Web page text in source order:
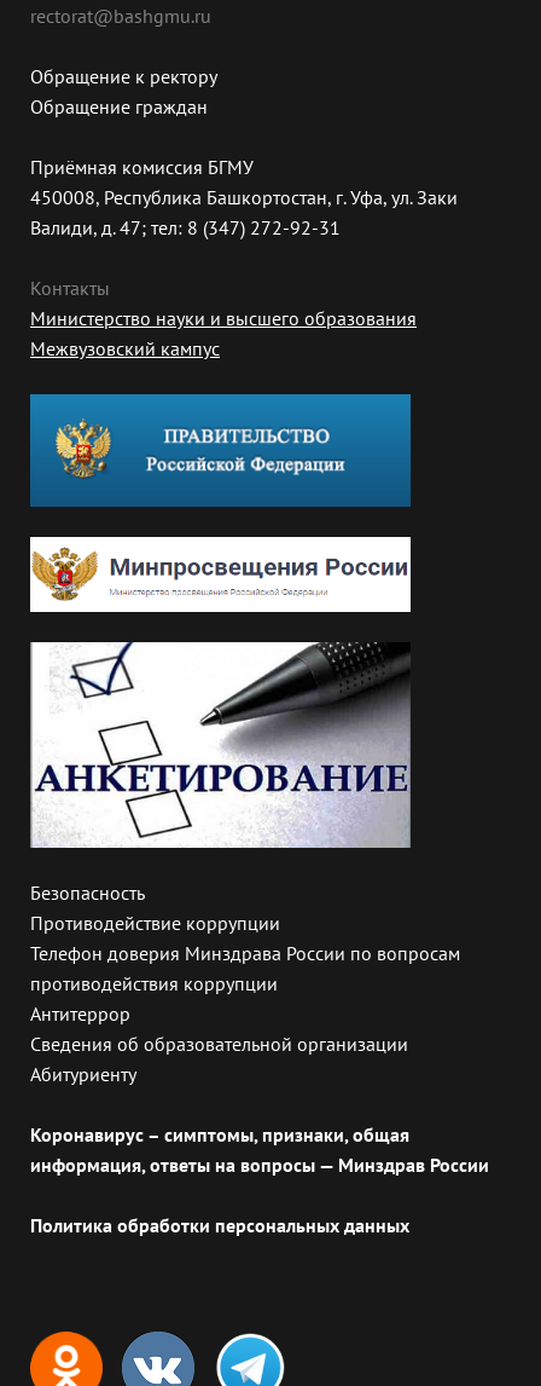
rectorat@bashgmu.ru
Обращение к ректору
Обращение граждан
Приёмная комиссия БГМУ
450008, Республика Башкортостан, г. Уфа, ул. Заки
Валиди, д. 47; тел: 8 (347) 272-92-31
Контакты
Министерство науки и высшего образования
Межвузовский кампус
Безопасность
Противодействие коррупции
Телефон доверия Минздрава России по вопросам
противодействия коррупции
Антитеррор
Сведения об образовательной организации
Абитуриенту
Коронавирус – симптомы, признаки, общая
информация, ответы на вопросы — Минздрав России
Политика обработки персональных данных